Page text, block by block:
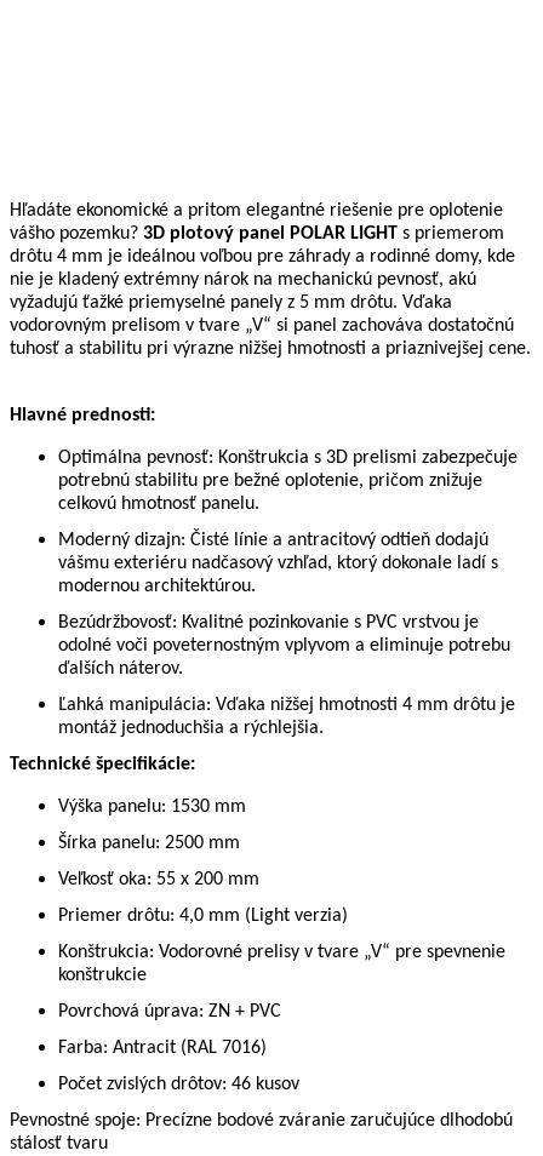
Hľadáte ekonomické a pritom elegantné riešenie pre oplotenie
vášho pozemku? 3D plotový panel POLAR LIGHT s priemerom
drôtu 4 mm je ideálnou voľbou pre záhrady a rodinné domy, kde
nie je kladený extrémny nárok na mechanickú pevnosť, akú
vyžadujú ťažké priemyselné panely z 5 mm drôtu. Vďaka
vodorovným prelisom v tvare „V“ si panel zachováva dostatočnú
tuhosť a stabilitu pri výrazne nižšej hmotnosti a priaznivejšej cene.
Hlavné prednosti:
Optimálna pevnosť: Konštrukcia s 3D prelismi zabezpečuje
potrebnú stabilitu pre bežné oplotenie, pričom znižuje
celkovú hmotnosť panelu.
Moderný dizajn: Čisté línie a antracitový odtieň dodajú
vášmu exteriéru nadčasový vzhľad, ktorý dokonale ladí s
modernou architektúrou.
Bezúdržbovosť: Kvalitné pozinkovanie s PVC vrstvou je
odolné voči poveternostným vplyvom a eliminuje potrebu
ďalších náterov.
Ľahká manipulácia: Vďaka nižšej hmotnosti 4 mm drôtu je
montáž jednoduchšia a rýchlejšia.
Technické špecifikácie:
Výška panelu: 1530 mm
Šírka panelu: 2500 mm
Veľkosť oka: 55 x 200 mm
Priemer drôtu: 4,0 mm (Light verzia)
Konštrukcia: Vodorovné prelisy v tvare „V“ pre spevnenie
konštrukcie
Povrchová úprava: ZN + PVC
Farba: Antracit (RAL 7016)
Počet zvislých drôtov: 46 kusov
Pevnostné spoje: Precízne bodové zváranie zaručujúce dlhodobú
stálosť tvaru